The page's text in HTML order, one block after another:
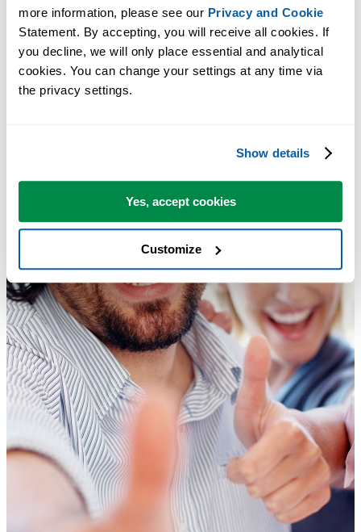
more information, please see our Privacy and Cookie
Statement. By accepting, you will receive all cookies. If
you decline, we will only place essential and analytical
cookies. You can change your settings at any time via
the privacy settings.
Show details
Yes, accept cookies
Customize